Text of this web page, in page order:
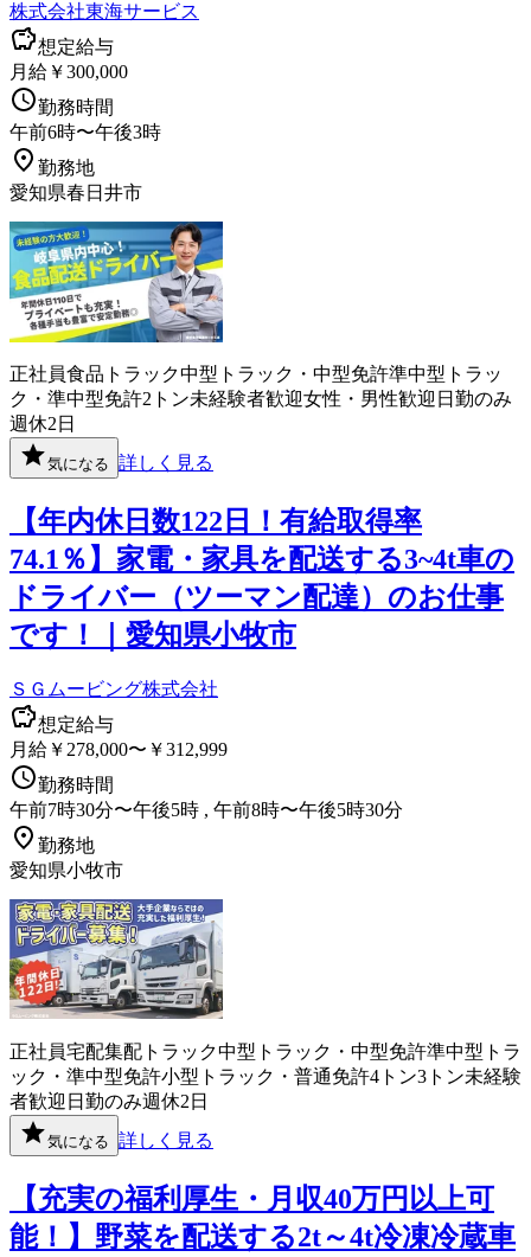
株式会社東海サービス
想定給与
月給￥300,000
勤務時間
午前6時〜午後3時
勤務地
愛知県春日井市
正社員食品 トラック中型トラック・中型免許準中型トラッ
ク・準中型免許2トン未経験者歓迎女性・男性歓迎 日勤のみ
週休2日
気になる 詳しく見る
【年内休日数122日！有給取得率
74.1％】家電・家具を配送する3~4t車の
ドライバー（ツーマン配達）のお仕事
です！｜愛知県小牧市
ＳＧムービング株式会社
想定給与
月給￥278,000〜￥312,999
勤務時間
午前7時30分〜午後5時 , 午前8時〜午後5時30分
勤務地
愛知県小牧市
正社員宅配集配 トラック中型トラック・中型免許準中型トラ
ック・準中型免許小型トラック・普通免許4トン3トン未経験
者歓迎 日勤のみ週休2日
気になる 詳しく見る
【充実の福利厚生・月収40万円以上可
能！】野菜を配送する2t～4t冷凍冷蔵車